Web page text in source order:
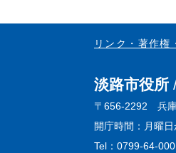
リンク・著作権
淡路市役所
〒656-2292 兵庫
開庁時間：月曜
Tel：0799-64-